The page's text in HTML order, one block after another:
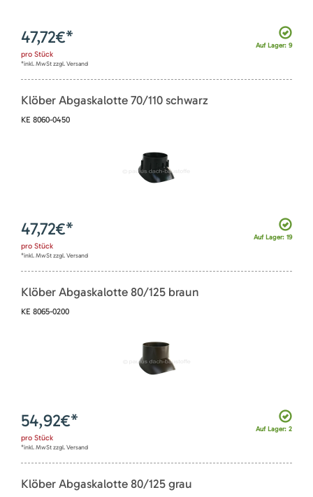
Auf Lager: 9
47,72€*
pro Stück
*inkl. MwSt zzgl. Versand
Klöber Abgaskalotte 70/110 schwarz
KE 8060-0450
Auf Lager: 19
47,72€*
pro Stück
*inkl. MwSt zzgl. Versand
Klöber Abgaskalotte 80/125 braun
KE 8065-0200
Auf Lager: 2
54,92€*
pro Stück
*inkl. MwSt zzgl. Versand
Klöber Abgaskalotte 80/125 grau